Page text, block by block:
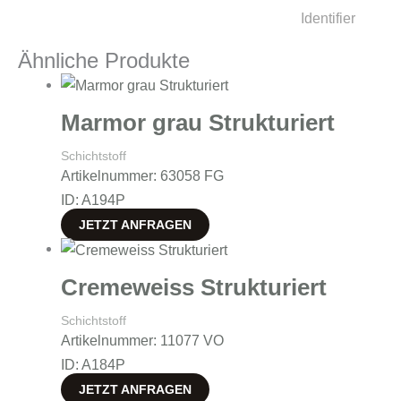
Identifier
Ähnliche Produkte
Marmor grau Strukturiert
Schichtstoff
Artikelnummer: 63058 FG
ID: A194P
JETZT ANFRAGEN
Cremeweiss Strukturiert
Schichtstoff
Artikelnummer: 11077 VO
ID: A184P
JETZT ANFRAGEN